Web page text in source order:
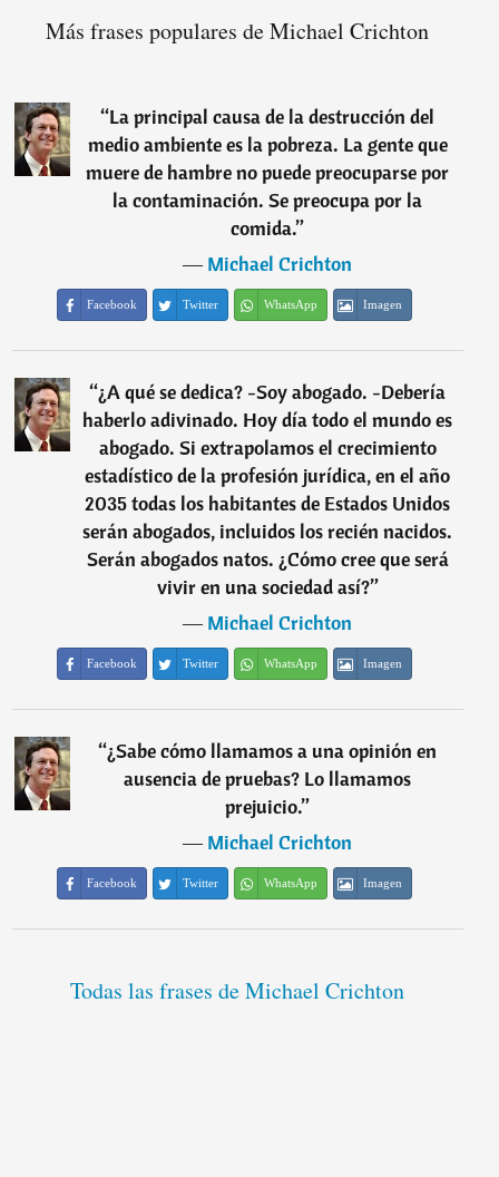
Más frases populares de Michael Crichton
“La principal causa de la destrucción del
medio ambiente es la pobreza. La gente que
muere de hambre no puede preocuparse por
la contaminación. Se preocupa por la
comida.”
―Michael Crichton
Facebook Twitter WhatsApp Imagen
“¿A qué se dedica? -Soy abogado. -Debería
haberlo adivinado. Hoy día todo el mundo es
abogado. Si extrapolamos el crecimiento
estadístico de la profesión jurídica, en el año
2035 todas los habitantes de Estados Unidos
serán abogados, incluidos los recién nacidos.
Serán abogados natos. ¿Cómo cree que será
vivir en una sociedad así?”
―Michael Crichton
Facebook Twitter WhatsApp Imagen
“¿Sabe cómo llamamos a una opinión en
ausencia de pruebas? Lo llamamos
prejuicio.”
―Michael Crichton
Facebook Twitter WhatsApp Imagen
Todas las frases de Michael Crichton